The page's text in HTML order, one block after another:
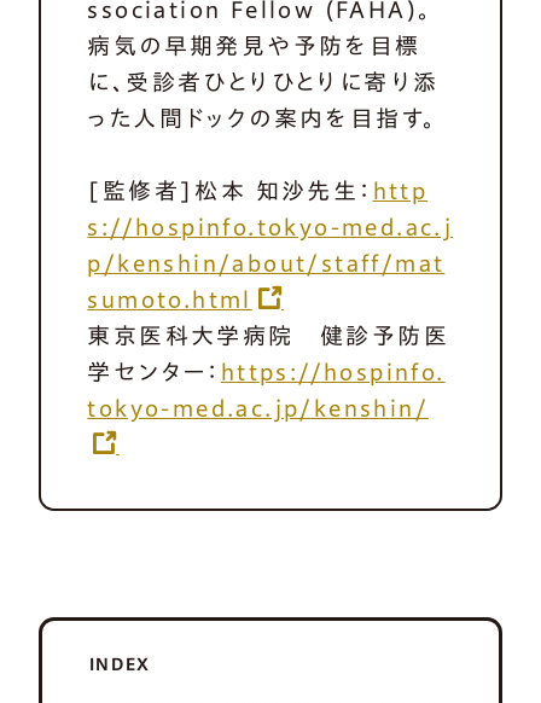
ssociation Fellow (FAHA)。
病気の早期発見や予防を目標
に、受診者ひとりひとりに寄り添
った人間ドックの案内を目指す。
[監修者]松本 知沙先生： http
s://hospinfo.tokyo-med.ac.j
p/kenshin/about/staff/mat
sumoto.html
東京医科大学病院 健診予防医
学センター： https://hospinfo.
tokyo-med.ac.jp/kenshin/
INDEX